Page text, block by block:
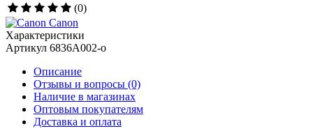
(0)
Canon
Характеристики
Артикул 6836A002-o
Описание
Отзывы и вопросы (0)
Наличие в магазинах
Оптовым покупателям
Доставка и оплата